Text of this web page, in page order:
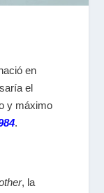
en
el
y máximo
.
, la